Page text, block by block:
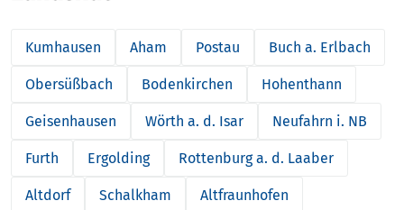
Kumhausen Aham Postau Buch a. Erlbach
Obersüßbach Bodenkirchen Hohenthann
Geisenhausen Wörth a. d. Isar Neufahrn i. NB
Furth Ergolding Rottenburg a. d. Laaber
Altdorf Schalkham Altfraunhofen